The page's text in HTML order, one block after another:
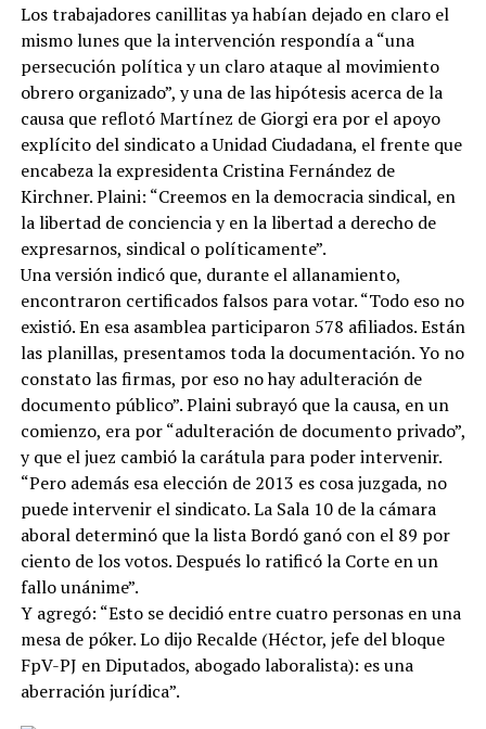
Los trabajadores canillitas ya habían dejado en claro el
mismo lunes que la intervención respondía a “una
persecución política y un claro ataque al movimiento
obrero organizado”, y una de las hipótesis acerca de la
causa que reflotó Martínez de Giorgi era por el apoyo
explícito del sindicato a Unidad Ciudadana, el frente que
encabeza la expresidenta Cristina Fernández de
Kirchner. Plaini: “Creemos en la democracia sindical, en
la libertad de conciencia y en la libertad a derecho de
expresarnos, sindical o políticamente”.
Una versión indicó que, durante el allanamiento,
encontraron certificados falsos para votar. “Todo eso no
existió. En esa asamblea participaron 578 afiliados. Están
las planillas, presentamos toda la documentación. Yo no
constato las firmas, por eso no hay adulteración de
documento público”. Plaini subrayó que la causa, en un
comienzo, era por “adulteración de documento privado”,
y que el juez cambió la carátula para poder intervenir.
“Pero además esa elección de 2013 es cosa juzgada, no
puede intervenir el sindicato. La Sala 10 de la cámara
aboral determinó que la lista Bordó ganó con el 89 por
ciento de los votos. Después lo ratificó la Corte en un
fallo unánime”.
Y agregó: “Esto se decidió entre cuatro personas en una
mesa de póker. Lo dijo Recalde (Héctor, jefe del bloque
FpV-PJ en Diputados, abogado laboralista): es una
aberración jurídica”.